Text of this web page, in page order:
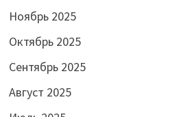
Ноябрь 2025
Октябрь 2025
Сентябрь 2025
Август 2025